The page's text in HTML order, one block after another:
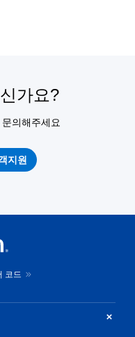
가요?
의해주세요
지원
코드